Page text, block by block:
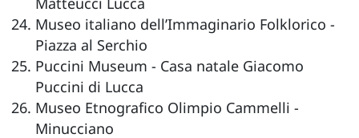
Museo italiano dell’Immaginario Folklorico -
Piazza al Serchio
Puccini Museum - Casa natale Giacomo
Puccini di Lucca
Museo Etnografico Olimpio Cammelli -
Minucciano